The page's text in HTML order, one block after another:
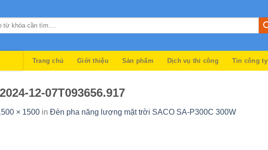
Trang chủ Giới thiệu Sản phẩm Dịch vụ thi công Tin công ty
12-07T093656.917
× 1500 in Đèn pha năng lượng mặt trời SACO SA-P300C 300W